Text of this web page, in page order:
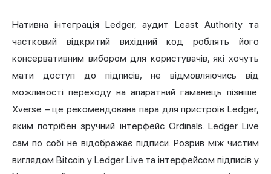
Нативна інтеграція Ledger, аудит Least Authority та
частковий відкритий вихідний код роблять його
консервативним вибором для користувачів, які хочуть
мати доступ до підписів, не відмовляючись від
можливості переходу на апаратний гаманець пізніше.
Xverse – це рекомендована пара для пристроїв Ledger,
яким потрібен зручний інтерфейс Ordinals. Ledger Live
сам по собі не відображає підписи. Розрив між чистим
виглядом Bitcoin у Ledger Live та інтерфейсом підписів у